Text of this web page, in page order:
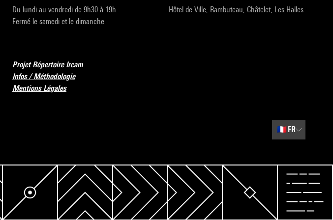
Du lundi au vendredi de 9h30 à 19h
Fermé le samedi et le dimanche
Hôtel de Ville, Rambuteau, Châtelet, Les Halles
Projet Répertoire Ircam
Infos / Méthodologie
Mentions Légales
🇫🇷 FR